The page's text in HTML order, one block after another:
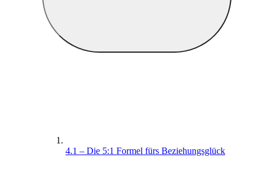
4.1 – Die 5:1 Formel fürs Beziehungsglück